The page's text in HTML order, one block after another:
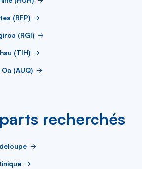
(RFP)
(RGI)
(TIH)
(AUQ)
recherchés